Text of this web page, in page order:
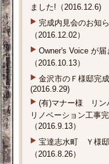
ました!（2016.12.6)
完成内見会のお知
（2016.12.02）
Owner's Voice が届
（2016.10.13）
金沢市のＦ様邸完成
(2016.9.29)
(有)マナー様 リン
リノベーション工事
（2016.9.13）
宝達志水町 Ｙ様
（2016.8.26）